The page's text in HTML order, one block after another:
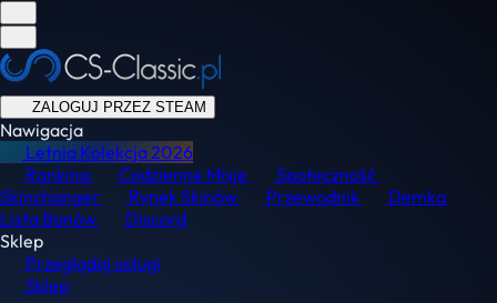
ZALOGUJ PRZEZ STEAM
Nawigacja
Letnia Kolekcja2026
Ranking
Codzienne Misje
Społeczność
Skinchanger
Rynek Skinów Przewodnik
Demka
Lista Banów
Discord
Sklep
Przeglądaj usługi
Sklep